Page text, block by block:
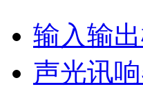
输入输
声光讯